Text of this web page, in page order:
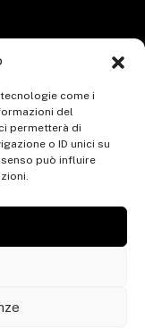
come i
del
permetterà di
o ID unici su
può influire